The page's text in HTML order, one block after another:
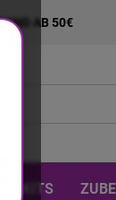
AB 50€
KITS